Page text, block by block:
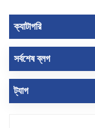
ক্যাটাগরি
সর্বশেষ ব্লগ
ট্যাগ